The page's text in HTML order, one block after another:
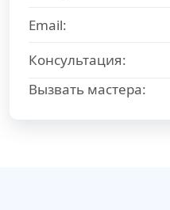
Email:
Консультация:
Вызвать мастера: